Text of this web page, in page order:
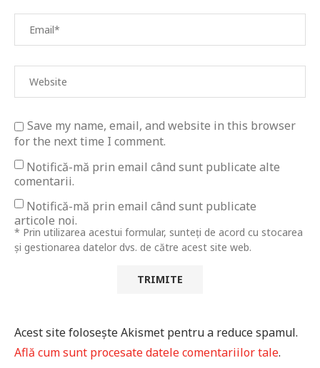
Save my name, email, and website in this browser
for the next time I comment.
Notifică-mă prin email când sunt publicate alte
comentarii.
Notifică-mă prin email când sunt publicate
articole noi.
* Prin utilizarea acestui formular, sunteți de acord cu stocarea
și gestionarea datelor dvs. de către acest site web.
Acest site folosește Akismet pentru a reduce spamul.
Află cum sunt procesate datele comentariilor tale.